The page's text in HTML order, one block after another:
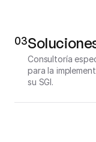
03
Consultoría
para la
su SGI.